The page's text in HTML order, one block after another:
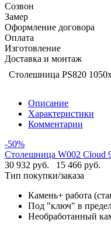
Созвон
Замер
Оформление договора
Оплата
Изготовление
Доставка и монтаж
Столешница PS820
Описание
Характеристики
Комментарии
-50%
Столешница W002 Cloud
30 932 руб.
15 466 руб.
Тип покупки/заказа
Камень+ работа
Под "ключ" в
Необработанный